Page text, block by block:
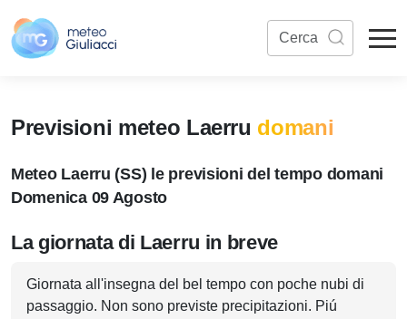
Previsioni meteo Laerru domani
Meteo Laerru (SS) le previsioni del tempo domani
Domenica 09 Agosto
La giornata di Laerru in breve
Giornata all'insegna del bel tempo con poche nubi di
passaggio. Non sono previste precipitazioni. Piú